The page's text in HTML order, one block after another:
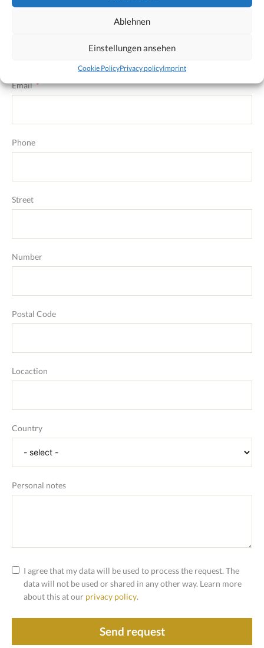
Ablehnen
Einstellungen ansehen
Cookie PolicyPrivacy policyImprint
Email
Phone
Street
Number
Postal Code
Locaction
Country
Personal notes
I agree that my data will be used to process the request. The
data will not be used or shared in any other way. Learn more
about this at our privacy policy.
Send request